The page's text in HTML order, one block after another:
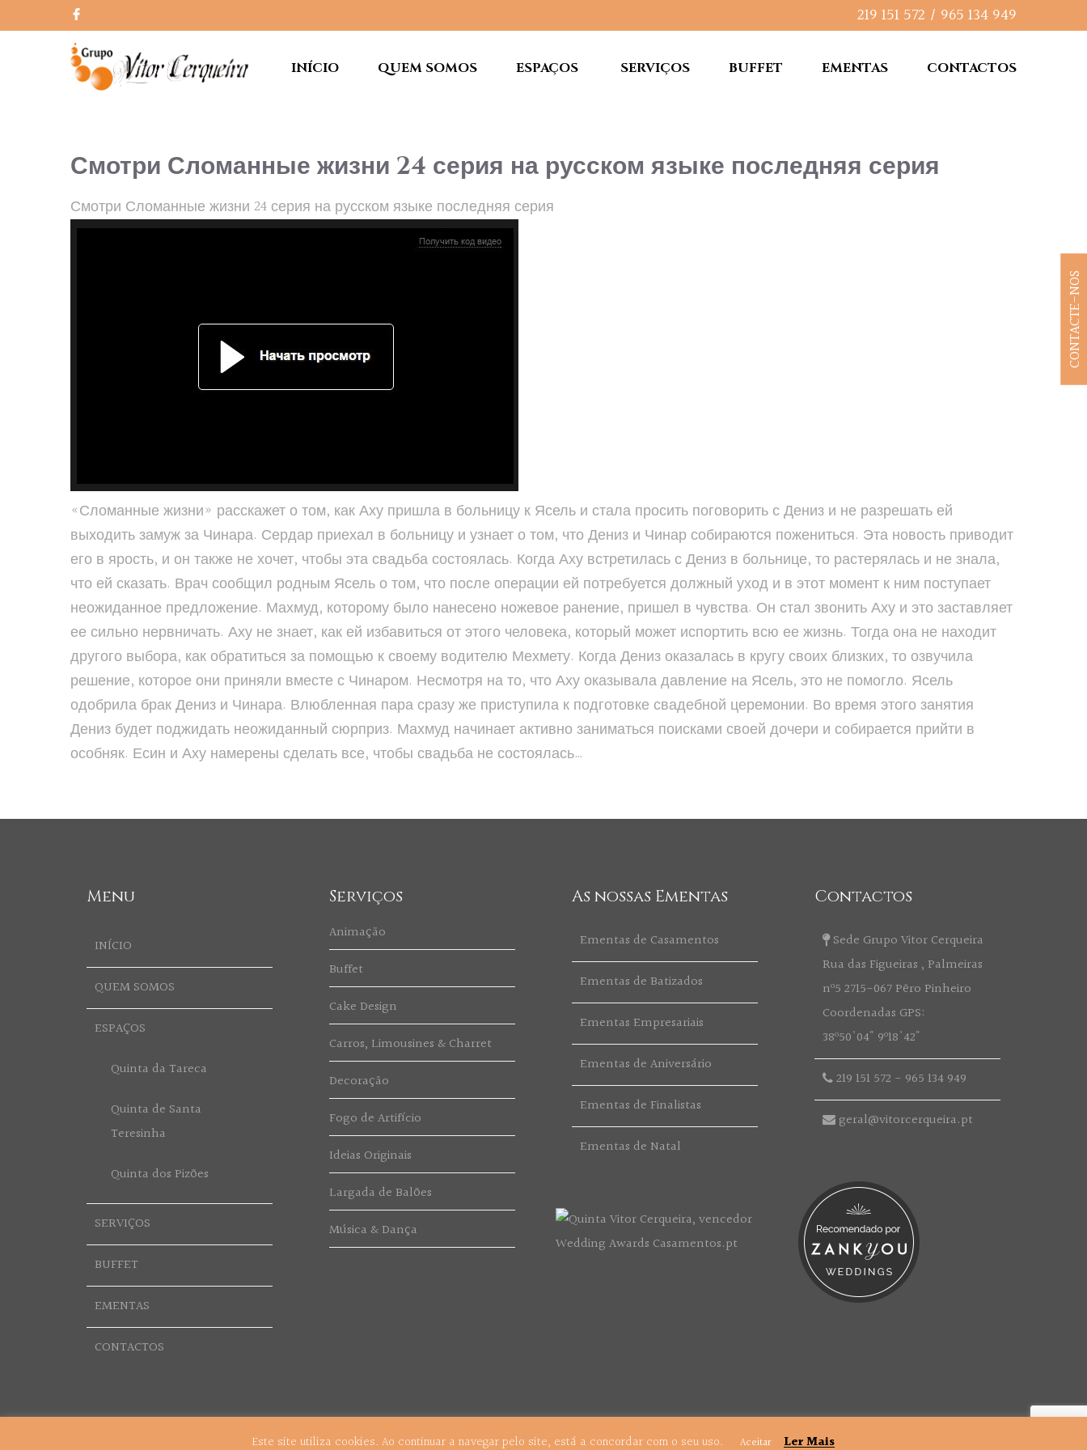
219 151 572 / 965 134 949
INÍCIO QUEM SOMOS ESPAÇOS SERVIÇOS BUFFET EMENTAS CONTACTOS
Смотри Сломанные жизни 24 серия на русском языке последняя серия
Смотри Сломанные жизни 24 серия на русском языке последняя серия
«Сломанные жизни» расскажет о том, как Аху пришла в больницу к Ясель и стала просить поговорить с Дениз и не разрешать ей
выходить замуж за Чинара. Сердар приехал в больницу и узнает о том, что Дениз и Чинар собираются пожениться. Эта новость приводит
его в ярость, и он также не хочет, чтобы эта свадьба состоялась. Когда Аху встретилась с Дениз в больнице, то растерялась и не знала,
что ей сказать. Врач сообщил родным Ясель о том, что после операции ей потребуется должный уход и в этот момент к ним поступает
неожиданное предложение. Махмуд, которому было нанесено ножевое ранение, пришел в чувства. Он стал звонить Аху и это заставляет
ее сильно нервничать. Аху не знает, как ей избавиться от этого человека, который может испортить всю ее жизнь. Тогда она не находит
другого выбора, как обратиться за помощью к своему водителю Мехмету. Когда Дениз оказалась в кругу своих близких, то озвучила
решение, которое они приняли вместе с Чинаром. Несмотря на то, что Аху оказывала давление на Ясель, это не помогло. Ясель
одобрила брак Дениз и Чинара. Влюбленная пара сразу же приступила к подготовке свадебной церемонии. Во время этого занятия
Дениз будет поджидать неожиданный сюрприз. Махмуд начинает активно заниматься поисками своей дочери и собирается прийти в
особняк. Есин и Аху намерены сделать все, чтобы свадьба не состоялась…
Menu
INÍCIO
QUEM SOMOS
ESPAÇOS
Quinta da Tareca
Quinta de Santa
Teresinha
Quinta dos Pizões
SERVIÇOS
BUFFET
EMENTAS
CONTACTOS
Serviços
Animação
Buffet
Cake Design
Carros, Limousines & Charret
Decoração
Fogo de Artifício
Ideias Originais
Largada de Balões
Música & Dança
As nossas Ementas
Ementas de Casamentos
Ementas de Batizados
Ementas Empresariais
Ementas de Aniversário
Ementas de Finalistas
Ementas de Natal
Contactos
Sede Grupo Vitor Cerqueira
Rua das Figueiras , Palmeiras
nº5 2715-067 Pêro Pinheiro
Coordenadas GPS:
38º50'04" 9º18'42"
219 151 572 - 965 134 949
geral@vitorcerqueira.pt
Este site utiliza cookies. Ao continuar a navegar pelo site, está a concordar com o seu uso. Aceitar Ler Mais
CONTACTE-NOS